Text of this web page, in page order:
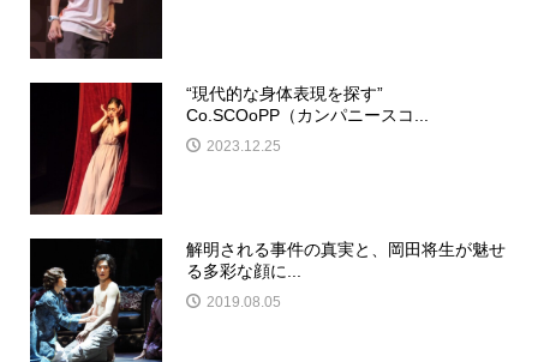
“現代的な身体表現を探す”
Co.SCOoPP（カンパニースコ...
2023.12.25
解明される事件の真実と、岡田将生が魅せ
る多彩な顔に...
2019.08.05